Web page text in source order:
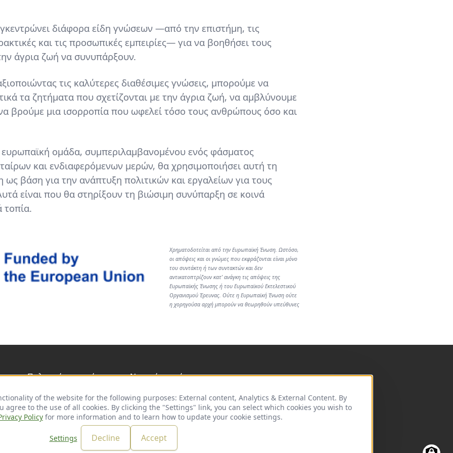
διάφορα είδη γνώσεων —από την επιστήμη, τις
και τις προσωπικές εμπειρίες— για να βοηθήσει τους
άγρια ζωή να συνυπάρξουν.
τις καλύτερες διαθέσιμες γνώσεις, μπορούμε να
τα ζητήματα που σχετίζονται με την άγρια ζωή, να αμβλύνουμε
να βρούμε μια ισορροπία που ωφελεί τόσο τους ανθρώπους όσο και
ομάδα, συμπεριλαμβανομένου ενός φάσματος
και ενδιαφερόμενων μερών, θα χρησιμοποιήσει αυτή τη
ως βάση για την ανάπτυξη πολιτικών και εργαλείων για τους
είναι που θα στηρίξουν τη βιώσιμη συνύπαρξη σε κοινά
τοπία.
Χρηματοδοτείται από την Ευρωπαϊκή Ένωση. Ωστόσο,
οι απόψεις και οι γνώμες που εκφράζονται είναι μόνο
του συντάκτη ή των συντακτών και δεν
αντικατοπτρίζουν κατ’ ανάγκη τις απόψεις της
Ευρωπαϊκής Ένωσης ή του Ευρωπαϊκού Εκτελεστικού
Οργανισμού Έρευνας. Ούτε η Ευρωπαϊκή Ένωση ούτε
η χορηγούσα αρχή μπορούν να θεωρηθούν υπεύθυνες
Πολιτική απορρήτου Νομική σημείωση
LinkedIn
© 2026 adelphi. All rights reserved.
Use
of
personal
data
and
cookies
of the website for the following purposes: External content, Analytics & External Content. By
to the use of all cookies. By clicking the "Settings" link, you can select which cookies you wish to
Policy for more information and to learn how to update your cookie settings.
Settings Decline Accept